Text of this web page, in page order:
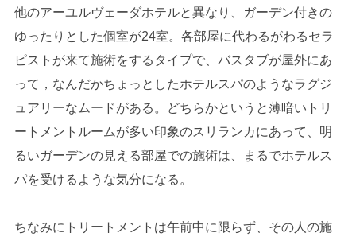
他のアーユルヴェーダホテルと異なり、ガーデン付きの
ゆったりとした個室が24室。各部屋に代わるがわるセラ
ピストが来て施術をするタイプで、バスタブが屋外にあ
って，なんだかちょっとしたホテルスパのようなラグジ
ュアリーなムードがある。どちらかというと薄暗いトリ
ートメントルームが多い印象のスリランカにあって、明
るいガーデンの見える部屋での施術は、まるでホテルス
パを受けるような気分になる。
ちなみにトリートメントは午前中に限らず、その人の施